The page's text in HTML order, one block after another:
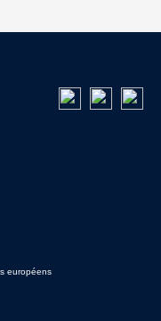
européens